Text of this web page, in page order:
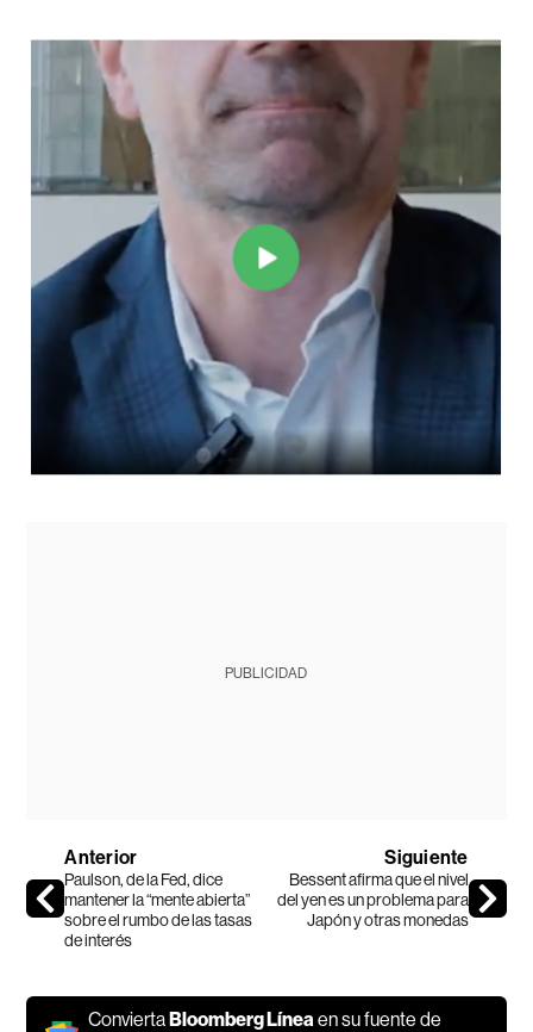
PUBLICIDAD
Anterior
Paulson, de la Fed, dice
mantener la “mente abierta”
sobre el rumbo de las tasas
de interés
Siguiente
Bessent afirma que el nivel
del yen es un problema para
Japón y otras monedas
ConviertaBloomberg Líneaen su fuente de